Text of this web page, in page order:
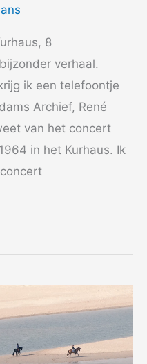
8
verhaal.
ik een telefoontje
Archief, René
van het concert
in het Kurhaus. Ik